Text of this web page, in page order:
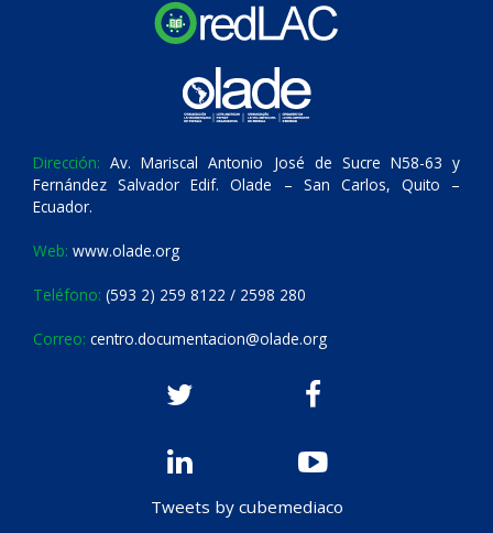
Dirección: Av. Mariscal Antonio José de Sucre N58-63 y
Fernández Salvador Edif. Olade – San Carlos, Quito –
Ecuador.
Web: www.olade.org
Teléfono: (593 2) 259 8122 / 2598 280
Correo: centro.documentacion@olade.org
Tweets by cubemediaco